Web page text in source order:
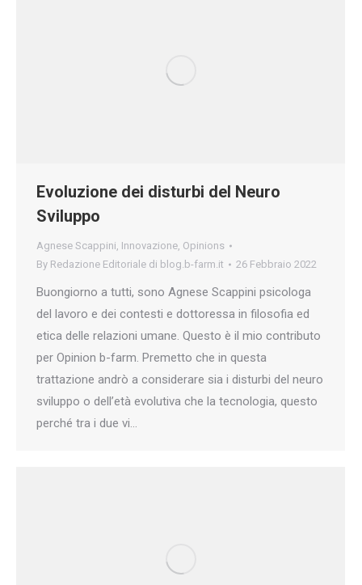
Evoluzione dei disturbi del Neuro
Sviluppo
Agnese Scappini, Innovazione, Opinions
By Redazione Editoriale di blog.b-farm.it 26 Febbraio 2022
Buongiorno a tutti, sono Agnese Scappini psicologa
del lavoro e dei contesti e dottoressa in filosofia ed
etica delle relazioni umane. Questo è il mio contributo
per Opinion b-farm. Premetto che in questa
trattazione andrò a considerare sia i disturbi del neuro
sviluppo o dell’età evolutiva che la tecnologia, questo
perché tra i due vi…